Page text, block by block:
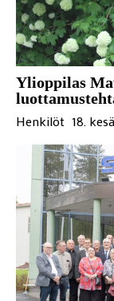
Ylioppilas
Henkilöt 18.